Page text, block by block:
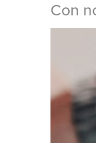
Con